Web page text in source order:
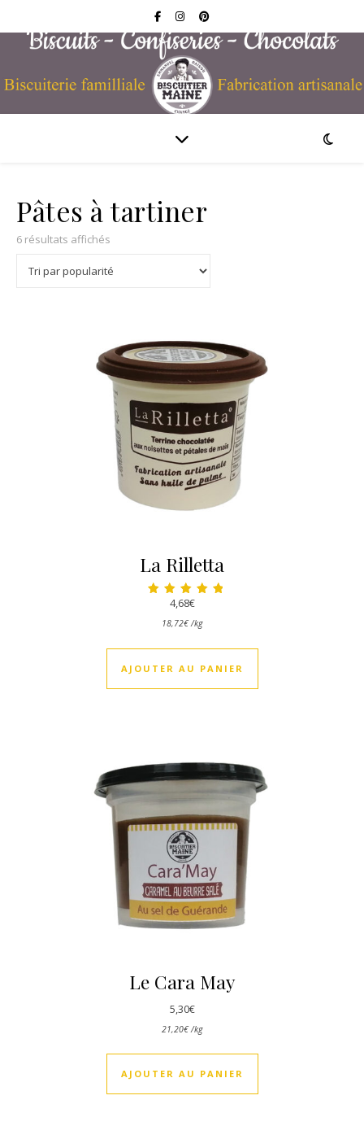
Pâtes à tartiner
6 résultats affichés
La Rilletta
Note
sur 5
4,68€
18,72€ /kg
AJOUTER AU PANIER
Le Cara May
5,30€
21,20€ /kg
AJOUTER AU PANIER